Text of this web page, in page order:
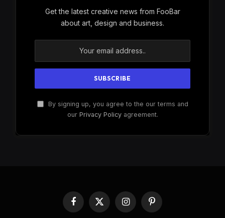
Get the latest creative news from FooBar
about art, design and business.
By signing up, you agree to the our terms and
our Privacy Policyagreement.
Facebook
X
(Twitter)
InstagramPinterest